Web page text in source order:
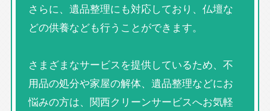
さらに、遺品整理にも対応しており、仏壇な
どの供養なども行うことができます。
さまざまなサービスを提供しているため、不
用品の処分や家屋の解体、遺品整理などにお
悩みの方は、関西クリーンサービスへお気軽